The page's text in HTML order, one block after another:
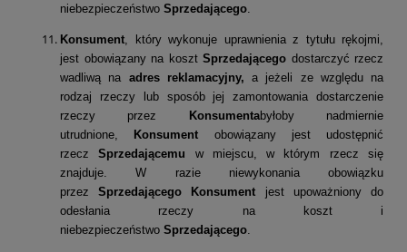
niebezpieczeństwo Sprzedającego
Konsument , który wykonuje uprawnienia z tytułu rękojmi,
jest obowiązany na koszt Sprzedającego dostarczyć rzecz
wadliwą na adres reklamacyjny, a jeżeli ze względu na
rodzaj rzeczy lub sposób jej zamontowania dostarczenie
rzeczy przez Konsumentabyłoby nadmiernie
utrudnione, Konsument obowiązany jest udostępnić
rzeczSprzedającemu w miejscu, w którym rzecz się
znajduje. W razie niewykonania obowiązku
przezSprzedającego Konsument jest upoważniony do
odesłania rzeczy na koszt i
niebezpieczeństwo Sprzedającego